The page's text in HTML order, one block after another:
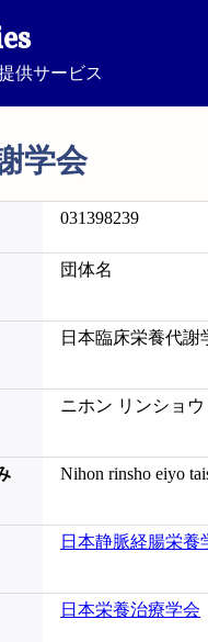
供サービス
学会
031398239
団体名
日本臨床栄養代謝
ニホン リンショ
Nihon rinsho eiyo
日本静脈経腸栄養
日本栄養治療学会